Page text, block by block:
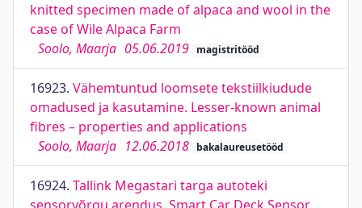
knitted specimen made of alpaca and wool in the
case of Wile Alpaca Farm
Soolo, Maarja 05.06.2019 magistritööd
16923. Vähemtuntud loomsete tekstiilkiudude
omadused ja kasutamine. Lesser-known animal
fibres – properties and applications
Soolo, Maarja 12.06.2018 bakalaureusetööd
16924. Tallink Megastari targa autoteki